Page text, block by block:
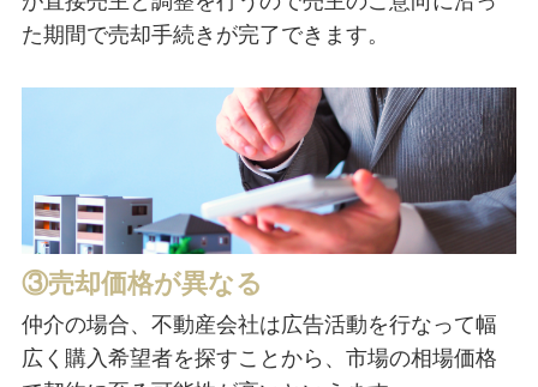
た期間で売却手続きが完了できます。
③売却価格が異なる
仲介の場合、不動産会社は広告活動を行なって幅
広く購入希望者を探すことから、市場の相場価格